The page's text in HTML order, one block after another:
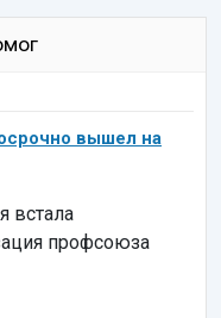
вышел на
встала
профсоюза